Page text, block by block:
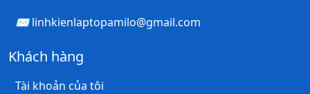
linhkienlaptopamilo@gmail.com
Khách hàng
Tài khoản của tôi